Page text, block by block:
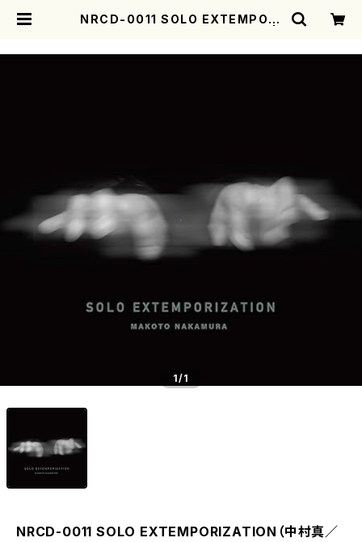
NRCD-0011 SOLO EXTEMPORI
1/1
NRCD-0011 SOLO EXTEMPORIZATION（中村真／